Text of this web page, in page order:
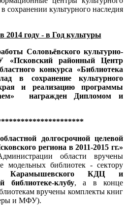
сохранении культурного наследия
году - в Год культуры
Соловьёвского культурно-
«Псковский районный Центр
конкурса «Библиотека
в сохранение культурного
края и реализацию программы
награжден Дипломом и
долгосрочной целевой
региона в 2011-2015 гг.»
области вручены
модельных библиотек - сектору
Карамышевского КДЦ и
библиотеке-клубу, а в конце
вручены комплекты книг
и МФУ).